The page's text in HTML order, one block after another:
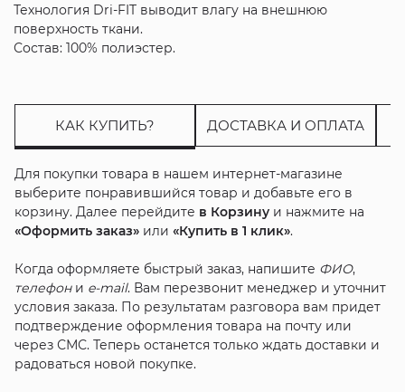
Технология Dri-FIT выводит влагу на внешнюю
поверхность ткани.
Состав: 100% полиэстер.
КАК КУПИТЬ? ДОСТАВКА И ОПЛАТА
Для покупки товара в нашем интернет-магазине
выберите понравившийся товар и добавьте его в
корзину. Далее перейдите в Корзинуи нажмите на
«Оформить заказ»или «Купить в 1 клик».
Когда оформляете быстрый заказ, напишите ФИО,
телефони e-mail. Вам перезвонит менеджер и уточнит
условия заказа. По результатам разговора вам придет
подтверждение оформления товара на почту или
через СМС. Теперь останется только ждать доставки и
радоваться новой покупке.